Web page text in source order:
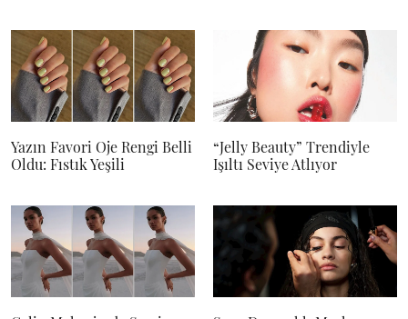
Yazın Favori Oje Rengi Belli
Oldu: Fıstık Yeşili
“Jelly Beauty” Trendiyle
Işıltı Seviye Atlıyor